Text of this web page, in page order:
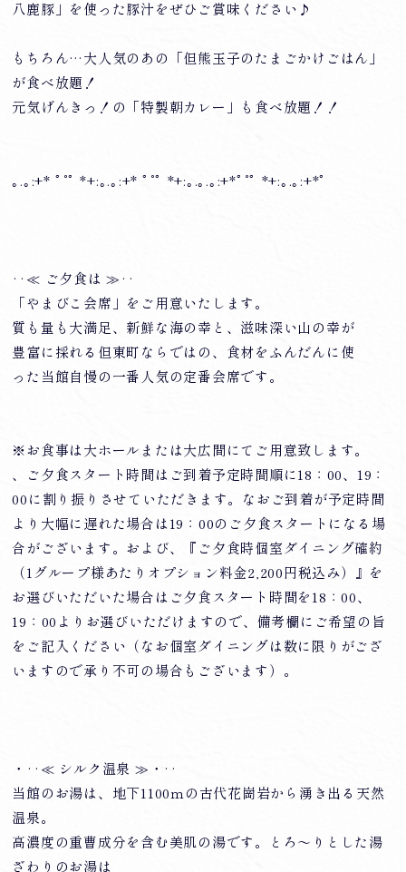
八鹿豚」を使った豚汁をぜひご賞味ください♪
もちろん…大人気のあの「但熊玉子のたまごかけごはん」
が食べ放題！
元気げんきっ！の「特製朝カレー」も食べ放題！！
｡.｡:+* ﾟ ゜ﾟ *+:｡.｡:+* ﾟ ゜ﾟ *+:｡.｡.｡:+*ﾟ ゜ﾟ *+:｡.｡:+*ﾟ
‥≪ ご夕食は ≫‥
「やまびこ会席」をご用意いたします。
質も量も大満足、新鮮な海の幸と、滋味深い山の幸が
豊富に採れる但東町ならではの、食材をふんだんに使
った当館自慢の一番人気の定番会席です。
※お食事は大ホールまたは大広間にてご用意致します。
、ご夕食スタート時間はご到着予定時間順に18：00、19：
00に割り振りさせていただきます。なおご到着が予定時間
より大幅に遅れた場合は19：00のご夕食スタートになる場
合がございます。および、『ご夕食時個室ダイニング確約
（1グループ様あたりオプション料金2,200円税込み）』を
お選びいただいた場合はご夕食スタート時間を18：00、
19：00よりお選びいただけますので、備考欄にご希望の旨
をご記入ください（なお個室ダイニングは数に限りがござ
いますので承り不可の場合もございます）。
・‥≪ シルク温泉 ≫・‥
当館のお湯は、地下1100ｍの古代花崗岩から湧き出る天然
温泉。
高濃度の重曹成分を含む美肌の湯です。とろ～りとした湯
ざわりのお湯は